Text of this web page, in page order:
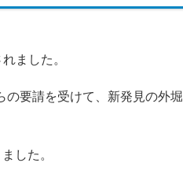
ました。
の要請を受けて、新発見の外堀
した。